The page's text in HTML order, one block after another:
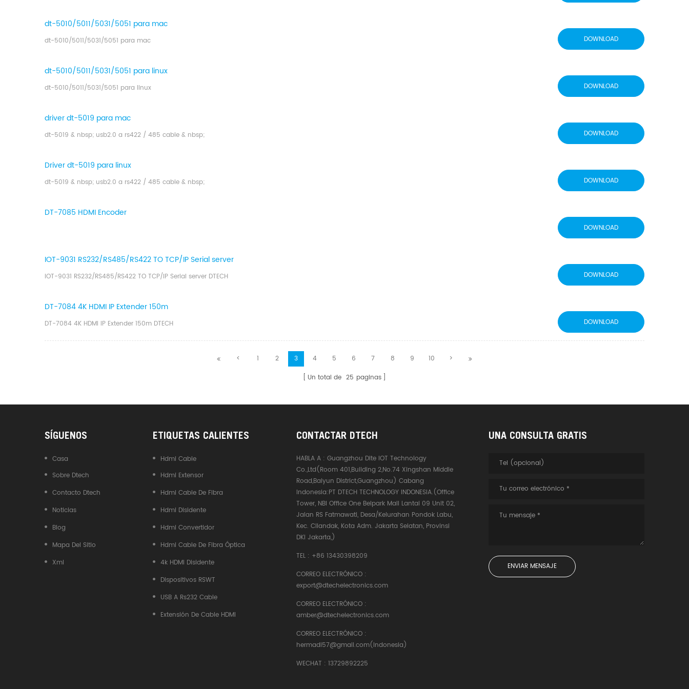
dt-5010/5011/5031/5051 para mac
dt-5010/5011/5031/5051 para mac DOWNLOAD
dt-5010/5011/5031/5051 para linux
dt-5010/5011/5031/5051 para linux DOWNLOAD
driver dt-5019 para mac
dt-5019 & nbsp; usb2.0 a rs422 / 485 cable & nbsp; DOWNLOAD
Driver dt-5019 para linux
dt-5019 & nbsp; usb2.0 a rs422 / 485 cable & nbsp; DOWNLOAD
DT-7085 HDMI Encoder
DOWNLOAD
IOT-9031 RS232/RS485/RS422 TO TCP/IP Serial server
IOT-9031 RS232/RS485/RS422 TO TCP/IP Serial server DTECH DOWNLOAD
DT-7084 4K HDMI IP Extender 150m
DT-7084 4K HDMI IP Extender 150m DTECH DOWNLOAD
< 1 2 3 4 5 6 7 8 9 10
>
Un total de 25 paginas
SÍGUENOS
Casa
Sobre Dtech
Contacto Dtech
Noticias
Blog
Mapa Del Sitio
Xml
ETIQUETAS CALIENTES
Hdmi Cable
Hdmi Extensor
Hdmi Cable De Fibra
Hdmi Disidente
Hdmi Convertidor
Hdmi Cable De Fibra Óptica
4k HDMI Disidente
Dispositivos RSWT
USB A Rs232 Cable
Extensión De Cable HDMI
CONTACTAR DTECH
HABLA A :Guangzhou Dite IOT Technology
Co.,Ltd(Room 401,Building 2,No.74 Xingshan Middle
Road,Baiyun District,Guangzhou) Cabang
Indonesia:PT DTECH TECHNOLOGY INDONESIA.(Office
Tower, NBI Office One Belpark Mall Lantai 09 Unit 02,
Jalan RS Fatmawati, Desa/Kelurahan Pondok Labu,
Kec. Cilandak, Kota Adm. Jakarta Selatan, Provinsi
DKI Jakarta,)
TEL : +86 13430398209
CORREO ELECTRÓNICO :
export@dtechelectronics.com
CORREO ELECTRÓNICO :
amber@dtechelectronics.com
CORREO ELECTRÓNICO :
hermadi57@gmail.com(Indonesia)
WECHAT : 13729892225
UNA CONSULTA GRATIS